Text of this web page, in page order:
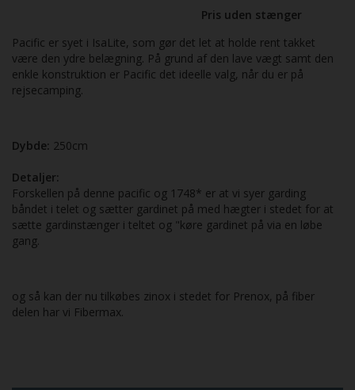
Pris uden stænger
Pacific er syet i IsaLite, som gør det let at holde rent takket
være den ydre belægning. På grund af den lave vægt samt den
enkle konstruktion er Pacific det ideelle valg, når du er på
rejsecamping.
Dybde: 250cm
Detaljer:
Forskellen på denne pacific og 1748* er at vi syer garding
båndet i telet og sætter gardinet på med hægter i stedet for at
sætte gardinstænger i teltet og "køre gardinet på via en løbe
gang.
og så kan der nu tilkøbes zinox i stedet for Prenox, på fiber
delen har vi Fibermax.